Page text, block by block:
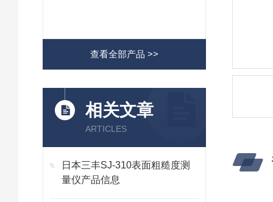
查看全部产品 >>
相关文章
ARTICLES
日本三丰SJ-310表面粗糙度测
量仪产品信息